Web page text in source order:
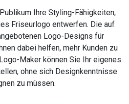
Ihre Styling-Fähigkeiten,
Friseurlogo entwerfen. Die auf
Logo-Designs für
dabei helfen, mehr Kunden zu
Maker können Sie Ihr eigenes
ohne sich Designkenntnisse
zu müssen.